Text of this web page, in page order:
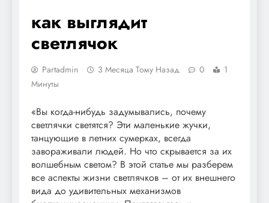
как выглядит
светлячок
Partadmin 3 Месяца Тому Назад 0
1
Минуты
«Вы когда-нибудь задумывались, почему
светлячки светятся? Эти маленькие жучки,
танцующие в летних сумерках, всегда
завораживали людей. Но что скрывается за их
волшебным светом? В этой статье мы разберем
все аспекты жизни светлячков – от их внешнего
вида до удивительных механизмов